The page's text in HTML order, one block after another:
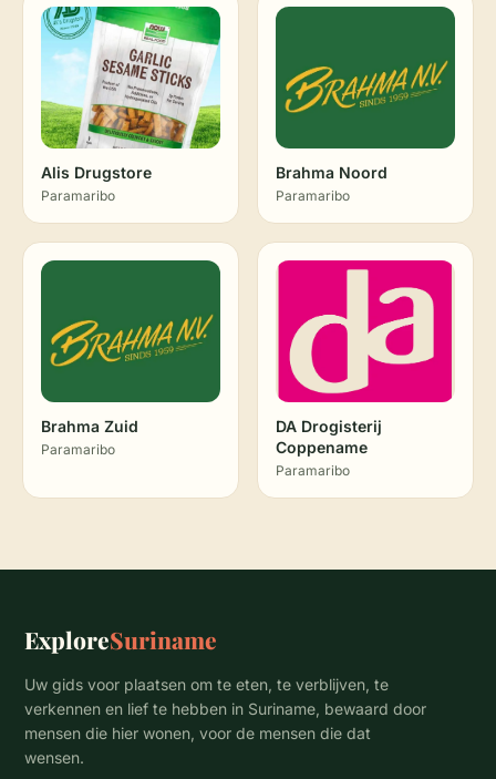
Alis Drugstore
Paramaribo
Brahma Noord
Paramaribo
Brahma Zuid
Paramaribo
DA Drogisterij
Coppename
Paramaribo
ExploreSuriname
Uw gids voor plaatsen om te eten, te verblijven, te
verkennen en lief te hebben in Suriname, bewaard door
mensen die hier wonen, voor de mensen die dat
wensen.